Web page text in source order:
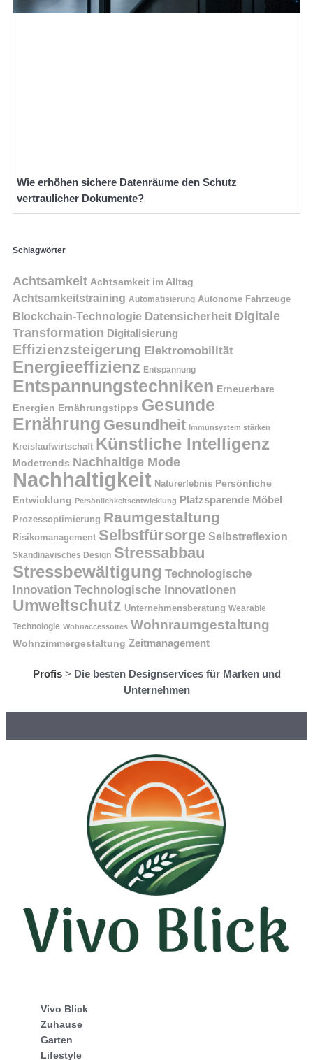
Wie erhöhen sichere Datenräume den Schutz
vertraulicher Dokumente?
Schlagwörter
Achtsamkeit Achtsamkeit im Alltag
Achtsamkeitstraining Automatisierung Autonome Fahrzeuge
Blockchain-Technologie Datensicherheit Digitale
Transformation Digitalisierung
Effizienzsteigerung Elektromobilität
Energieeffizienz Entspannung
Entspannungstechniken Erneuerbare
Energien Ernährungstipps Gesunde
Ernährung Gesundheit Immunsystem stärken
Kreislaufwirtschaft Künstliche Intelligenz
Modetrends Nachhaltige Mode
Nachhaltigkeit Naturerlebnis Persönliche
Entwicklung Persönlichkeitsentwicklung Platzsparende Möbel
Prozessoptimierung Raumgestaltung
Risikomanagement Selbstfürsorge Selbstreflexion
Skandinavisches Design Stressabbau
Stressbewältigung Technologische
Innovation Technologische Innovationen
Umweltschutz Unternehmensberatung Wearable
Technologie Wohnaccessoires Wohnraumgestaltung
Wohnzimmergestaltung Zeitmanagement
Profis> Die besten Designservices für Marken und
Unternehmen
Vivo Blick
Zuhause
Garten
Lifestyle